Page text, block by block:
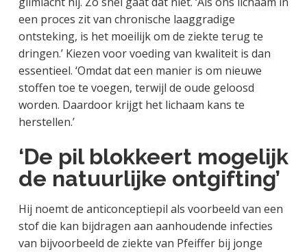
een proces zit van chronische laaggradige
ontsteking, is het moeilijk om de ziekte terug te
dringen.’ Kiezen voor voeding van kwaliteit is dan
essentieel. ‘Omdat dat een manier is om nieuwe
stoffen toe te voegen, terwijl de oude geloosd
worden. Daardoor krijgt het lichaam kans te
herstellen.’
‘De pil blokkeert mogelijk
de natuurlijke ontgifting’
Hij noemt de anticonceptiepil als voorbeeld van een
stof die kan bijdragen aan aanhoudende infecties
van bijvoorbeeld de ziekte van Pfeiffer bij jonge